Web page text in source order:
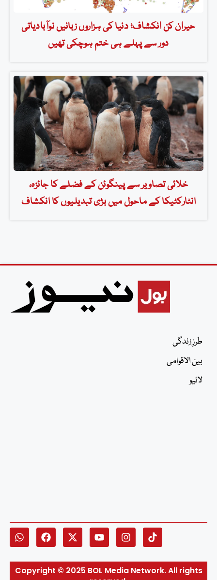
حیران کن انکشاف؛ دنیا کی ہزاروں زبانیں نوآبادیاتی
دور سے پہلے ہی ختم ہوچکی تھیں
خلائی تصاویر سے پینگوئن کے فضلے کا جائزہ،
انٹارکٹیکا کے ماحول میں بڑی تبدیلیوں کا انکشاف
طرزِ زندگی
بین الاقوامی
لائیو
Copyright © 2025 BOL Media Network. All rights